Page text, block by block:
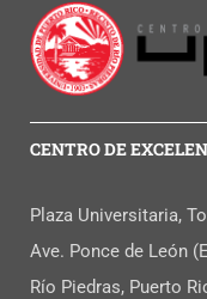
CENTRO DE
Plaza Universitaria,
Ave. Ponce de León
Río Piedras, Puerto